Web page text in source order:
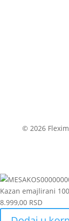
© 2026
Kazan emajlirani
8.999,00 RSD